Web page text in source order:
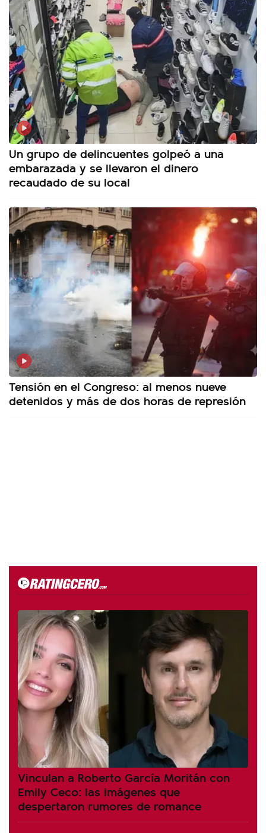
Un grupo de delincuentes golpeó a una
embarazada y se llevaron el dinero
recaudado de su local
Tensión en el Congreso: al menos nueve
detenidos y más de dos horas de represión
Vinculan a Roberto García Moritán con
Emily Ceco: las imágenes que
despertaron rumores de romance